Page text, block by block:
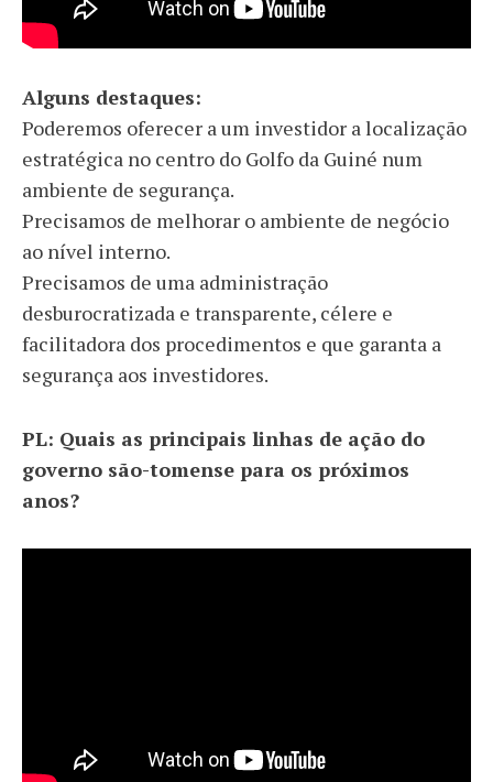
Alguns destaques:
Poderemos oferecer a um investidor a localização
estratégica no centro do Golfo da Guiné num
ambiente de segurança.
Precisamos de melhorar o ambiente de negócio
ao nível interno.
Precisamos de uma administração
desburocratizada e transparente, célere e
facilitadora dos procedimentos e que garanta a
segurança aos investidores.
PL: Quais as principais linhas de ação do
governo são-tomense para os próximos
anos?